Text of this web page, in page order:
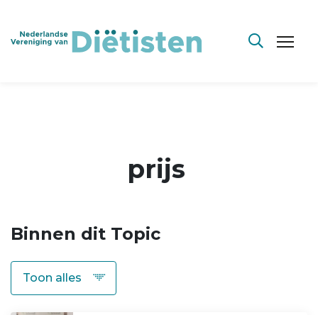
prijs
Binnen dit Topic